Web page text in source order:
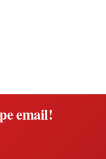
email!